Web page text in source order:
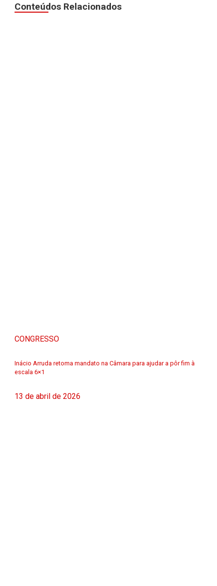
Conteúdos Relacionados
CONGRESSO
Inácio Arruda retoma mandato na Câmara para ajudar a pôr fim à
escala 6×1
13 de abril de 2026